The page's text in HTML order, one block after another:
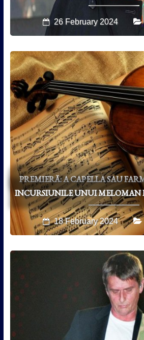
26 February 2024
PREMIERĂ: A CAPELLA SAU
INCURSIUNILE UNUI MELOMAN
18 February 2024